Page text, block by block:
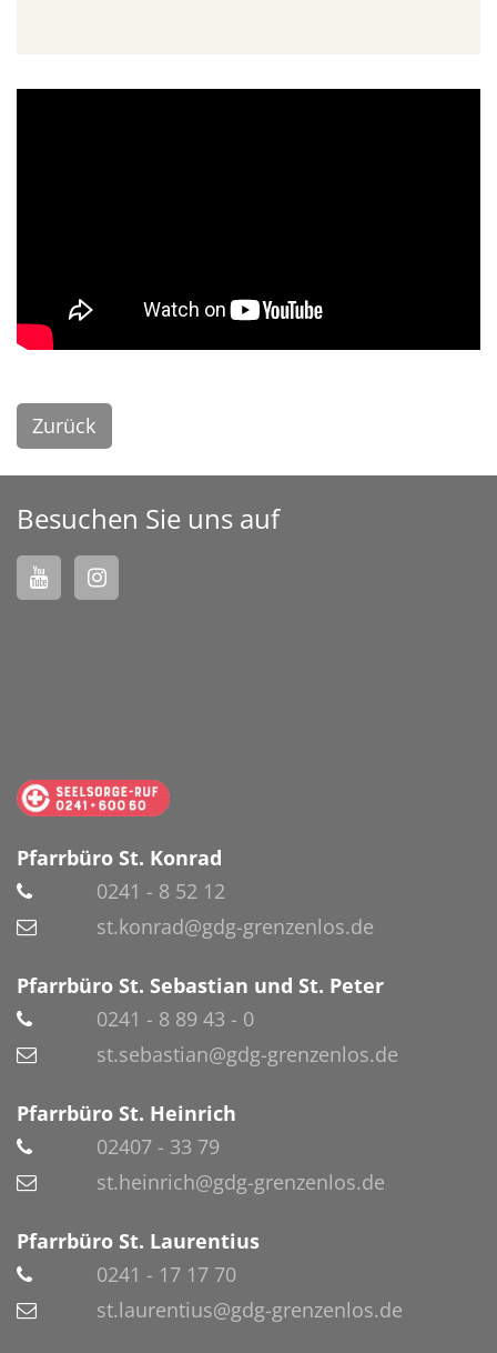
Zurück
Besuchen Sie uns auf
Pfarrbüro St. Konrad
0241 - 8 52 12
st.konrad@gdg-grenzenlos.de
Pfarrbüro St. Sebastian und St. Peter
0241 - 8 89 43 - 0
st.sebastian@gdg-grenzenlos.de
Pfarrbüro St. Heinrich
02407 - 33 79
st.heinrich@gdg-grenzenlos.de
Pfarrbüro St. Laurentius
0241 - 17 17 70
st.laurentius@gdg-grenzenlos.de